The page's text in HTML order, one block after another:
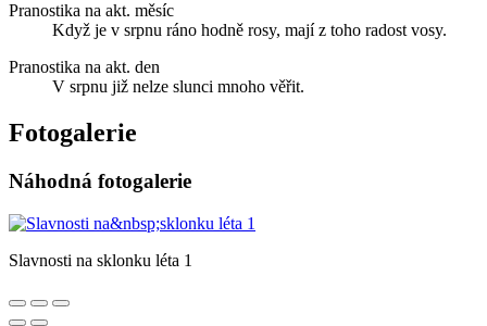
Pranostika na akt. měsíc
Když je v srpnu ráno hodně rosy, mají z toho radost vosy.
Pranostika na akt. den
V srpnu již nelze slunci mnoho věřit.
Fotogalerie
Náhodná fotogalerie
Slavnosti na sklonku léta 1